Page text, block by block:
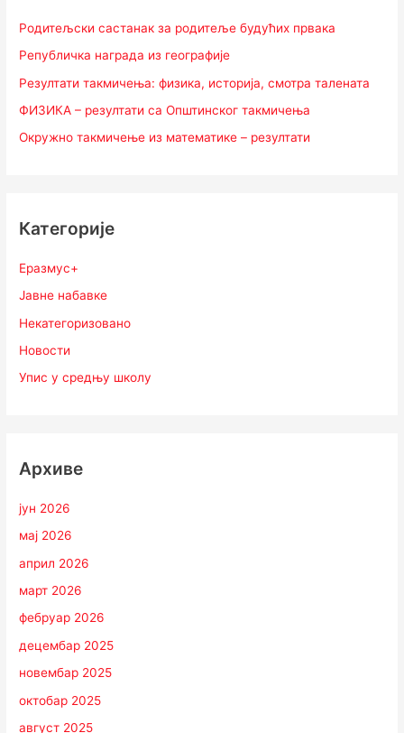
Родитељски састанак за родитеље будућих првака
Републичка награда из географије
Резултати такмичења: физика, историја, смотра талената
ФИЗИКА – резултати са Општинског такмичења
Окружно такмичење из математике – резултати
Категорије
Еразмус+
Јавне набавке
Некатегоризовано
Новости
Упис у средњу школу
Архиве
јун 2026
мај 2026
април 2026
март 2026
фебруар 2026
децембар 2025
новембар 2025
октобар 2025
август 2025